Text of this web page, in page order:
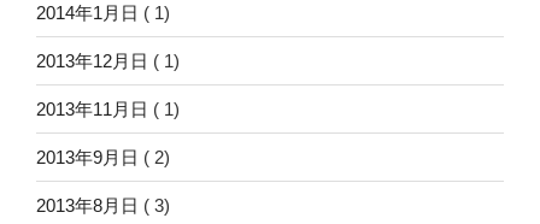
2014年1月日 ( 1)
2013年12月日 ( 1)
2013年11月日 ( 1)
2013年9月日 ( 2)
2013年8月日 ( 3)